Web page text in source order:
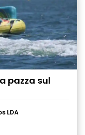
pazza sul
LDA